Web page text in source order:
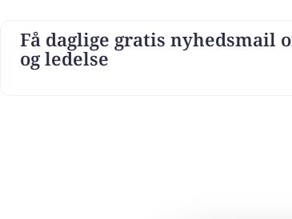
Få daglige gratis nyhedsmail
og ledelse